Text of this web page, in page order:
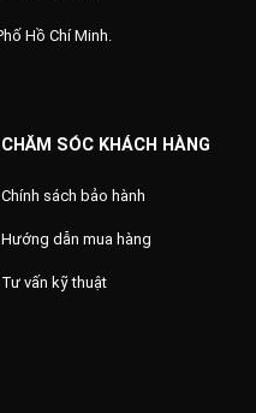
Hồ Chí Minh.
CHĂM SÓC KHÁCH HÀNG
Chính sách bảo hành
Hướng dẫn mua hàng
Tư vấn kỹ thuật